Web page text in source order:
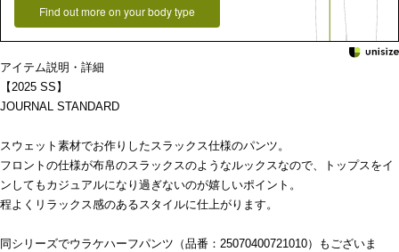
Find out more on your body type
アイテム説明・詳細
【2025 SS】
JOURNAL STANDARD
スウェット素材でお作りしたスラックス仕様のパンツ。
フロントの仕様が布帛のスラックスのようなルックスなので、トップスをイ
ンしてもカジュアルになり過ぎないのが嬉しいポイント。
程よくリラックス感のあるスタイルに仕上がります。
同シリーズでウラケハーフパンツ（品番：25070400721010）もございま